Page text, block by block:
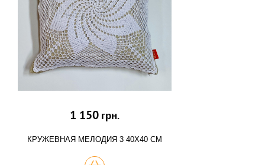
1 150 грн.
КРУЖЕВНАЯ МЕЛОДИЯ 3 40Х40 СМ